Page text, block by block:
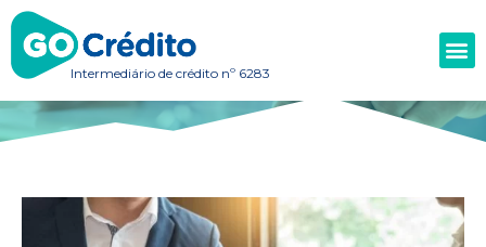
Intermediário de crédito nº 6283